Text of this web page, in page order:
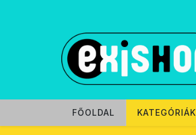
FŐOLDAL KATEGÓRIÁK